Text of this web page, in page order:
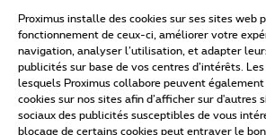
Conditions d'utilisation
Tous droits réservés. © 2026 Proximus
Proximus installe des cookies sur ses sites web
fonctionnement de ceux-ci, améliorer votre
navigation, analyser l’utilisation, et adapter
publicités sur base de vos centres d’intérêts.
lesquels Proximus collabore peuvent
cookies sur nos sites afin d’afficher sur d'autres
sociaux des publicités susceptibles de vous
blocage de certains cookies peut entraver le